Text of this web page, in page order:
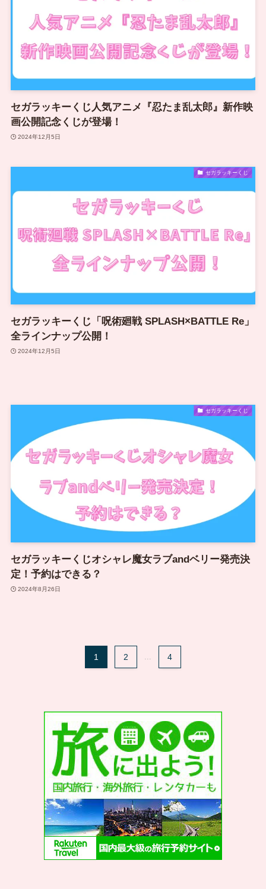
セガラッキーくじ人気アニメ『忍たま乱太郎』新作映
画公開記念くじが登場！
2024年12月5日
セガラッキーくじ
セガラッキーくじ「呪術廻戦 SPLASH×BATTLE Re」
全ラインナップ公開！
2024年12月5日
セガラッキーくじ
セガラッキーくじオシャレ魔女ラブandベリー発売決
定！予約はできる？
2024年8月26日
1 2 ... 4